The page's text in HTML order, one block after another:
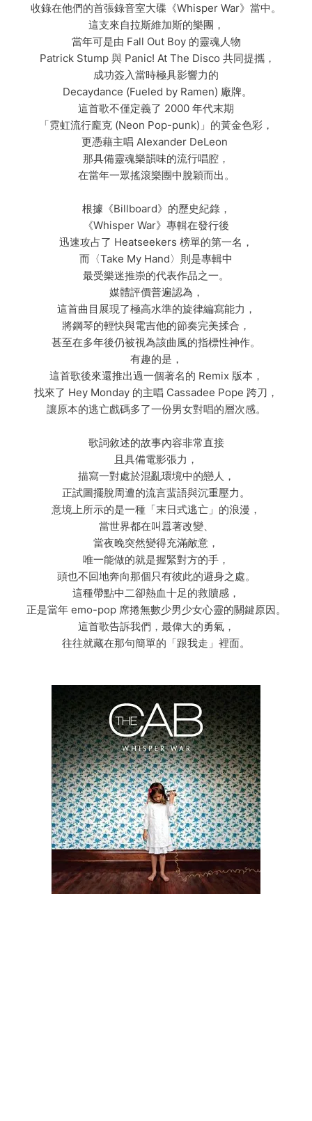
收錄在他們的首張錄音室大碟《Whisper War》當中。
這支來自拉斯維加斯的樂團，
當年可是由 Fall Out Boy 的靈魂人物
Patrick Stump 與 Panic! At The Disco 共同提攜，
成功簽入當時極具影響力的
Decaydance (Fueled by Ramen) 廠牌。
這首歌不僅定義了 2000 年代末期
「霓虹流行龐克 (Neon Pop-punk)」的黃金色彩，
更憑藉主唱 Alexander DeLeon
那具備靈魂樂韻味的流行唱腔，
在當年一眾搖滾樂團中脫穎而出。
根據《Billboard》的歷史紀錄，
《Whisper War》專輯在發行後
迅速攻占了 Heatseekers 榜單的第一名，
而〈Take My Hand〉則是專輯中
最受樂迷推崇的代表作品之一。
媒體評價普遍認為，
這首曲目展現了極高水準的旋律編寫能力，
將鋼琴的輕快與電吉他的節奏完美揉合，
甚至在多年後仍被視為該曲風的指標性神作。
有趣的是，
這首歌後來還推出過一個著名的 Remix 版本，
找來了 Hey Monday 的主唱 Cassadee Pope 跨刀，
讓原本的逃亡戲碼多了一份男女對唱的層次感。
歌詞敘述的故事內容非常直接
且具備電影張力，
描寫一對處於混亂環境中的戀人，
正試圖擺脫周遭的流言蜚語與沉重壓力。
意境上所示的是一種「末日式逃亡」的浪漫，
當世界都在叫囂著改變、
當夜晚突然變得充滿敵意，
唯一能做的就是握緊對方的手，
頭也不回地奔向那個只有彼此的避身之處。
這種帶點中二卻熱血十足的救贖感，
正是當年 emo-pop 席捲無數少男少女心靈的關鍵原因。
這首歌告訴我們，最偉大的勇氣，
往往就藏在那句簡單的「跟我走」裡面。